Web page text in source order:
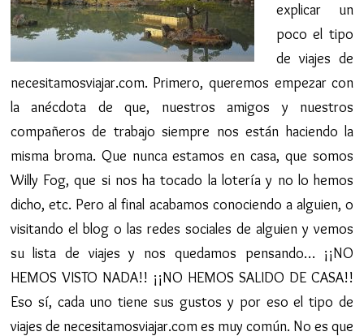
explicar un
poco el tipo
de viajes de
necesitamosviajar.com. Primero, queremos empezar con
la anécdota de que, nuestros amigos y nuestros
compañeros de trabajo siempre nos están haciendo la
misma broma. Que nunca estamos en casa, que somos
Willy Fog, que si nos ha tocado la lotería y no lo hemos
dicho, etc. Pero al final acabamos conociendo a alguien, o
visitando el blog o las redes sociales de alguien y vemos
su lista de viajes y nos quedamos pensando… ¡¡NO
HEMOS VISTO NADA!! ¡¡NO HEMOS SALIDO DE CASA!!
Eso sí, cada uno tiene sus gustos y por eso el tipo de
viajes de necesitamosviajar.com es muy común. No es que